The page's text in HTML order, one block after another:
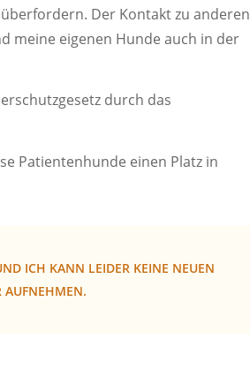
Der Kontakt zu anderen
meine eigenen Hunde auch in der
durch das
Patientenhunde einen Platz in
ICH KANN LEIDER KEINE NEUEN
AUFNEHMEN.